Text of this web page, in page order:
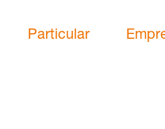
Particular